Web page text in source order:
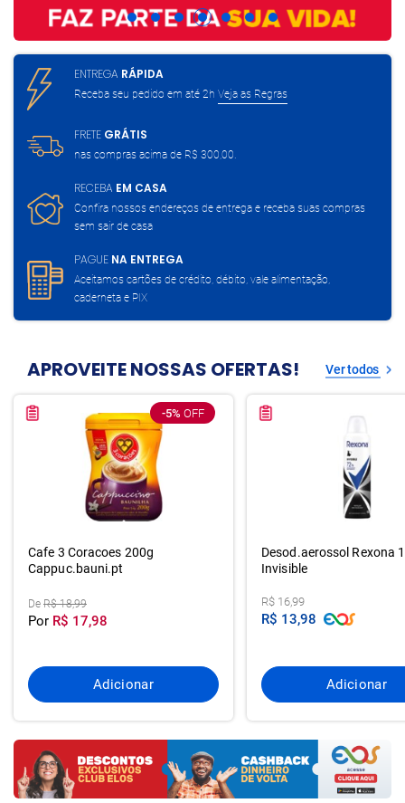
ENTREGA RÁPIDA
Receba seu pedido em até 2h Veja as Regras
FRETE GRÁTIS
nas compras acima de R$ 300,00.
RECEBA EM CASA
Confira nossos endereços de entrega e receba suas compras
sem sair de casa
PAGUE NA ENTREGA
Aceitamos cartões de crédito, débito, vale alimentação,
caderneta e PIX
APROVEITE NOSSAS OFERTAS! Ver todos
-5% OFF
Cafe 3 Coracoes 200g
Cappuc.bauni.pt
De R$ 18,99
Por R$ 17,98
Adicionar
Desod.aerossol Rexona
Invisible
R$ 16,99
R$ 13,98
Adicionar